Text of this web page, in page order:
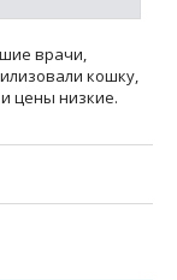
врачи,
кошку,
цены низкие.